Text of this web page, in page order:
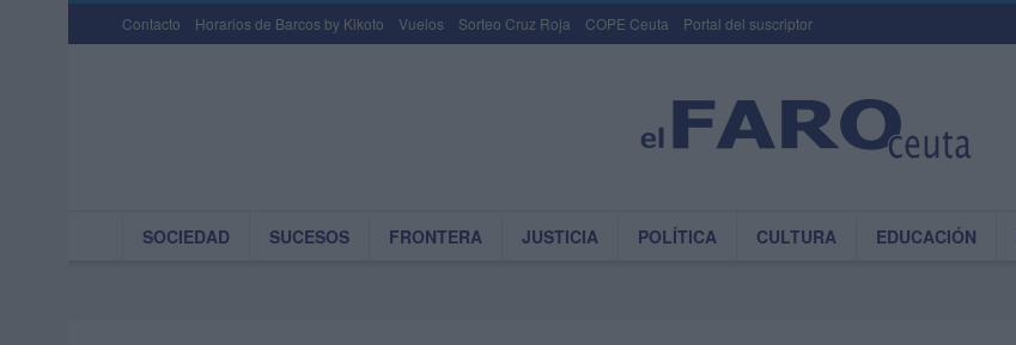
Contacto Horarios de Barcos by Kikoto Vuelos Sorteo Cruz Roja COPE Ceuta Portal del suscriptor
SOCIEDAD SUCESOS FRONTERA JUSTICIA POLÍTICA CULTURA EDUCACIÓN